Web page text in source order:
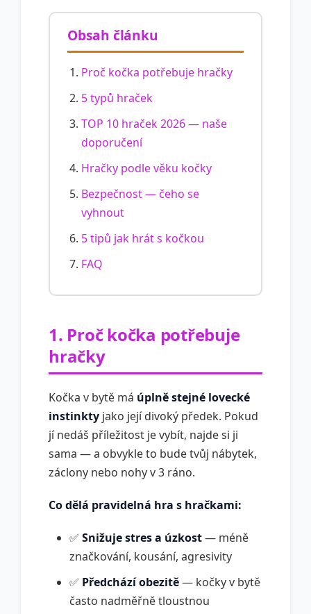
Obsah článku
Proč kočka potřebuje hračky
5 typů hraček
TOP 10 hraček 2026 — naše
doporučení
Hračky podle věku kočky
Bezpečnost — čeho se
vyhnout
5 tipů jak hrát s kočkou
FAQ
1. Proč kočka potřebuje
hračky
Kočka v bytě má úplně stejné lovecké
instinkty jako její divoký předek. Pokud
jí nedáš příležitost je vybít, najde si ji
sama — a obvykle to bude tvůj nábytek,
záclony nebo nohy v 3 ráno.
Co dělá pravidelná hra s hračkami:
✅ Snižuje stres a úzkost— méně
značkování, kousání, agresivity
✅ Předchází obezitě— kočky v bytě
často nadměřně tloustnou